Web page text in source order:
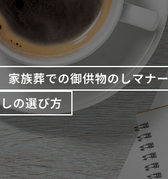
家族葬での御供物のしマナー
の選び方